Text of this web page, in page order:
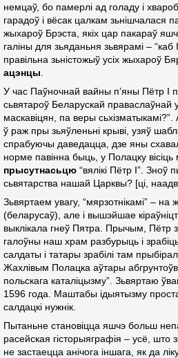
немцаў, бо памерлі ад голаду і
гарадоў і вёсак цалкам зьнішчалася
жыхароў Брэста, якіх цар пакараў
галіны для зьяданьня зьвярамі –
правільна зьністожыў усіх жыхароў
ацэнцы
У час Паўночнай вайны п’яны Пётр І
сьвятароў Беларускай праваслаўнай
маскавіцян, па веры
ў раж пры зьяўленьні крыві, узяў
спрабуючы даведацца, дзе яны
норме павінна быць, у Полацку
прысутнасьцю “вялікі Пётр І”.
сьвятарства нашай Царквы? [ці,
Зьвяртаем увагу, “мярзотнікамі” –
(беларусаў), але і вышэйшае
выклікала гнеў Пятра. Прычым, Пётр
галоўны наш храм разбурыць і
салдаты і татары зрабілі там
Жахлівым Полацка аўтары
польскага каталіцызму”. Зьвяртаю
1596 года. Маштабы ідыятызму
салдацкі нужнік.
Пытаньне становіцца яшчэ больш
расейская гісторыяграфія – усё, што
не застаецца анічога іншага, як да